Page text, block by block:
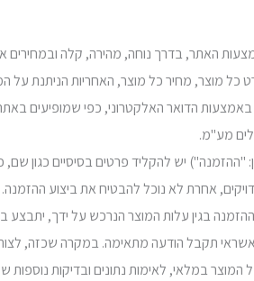
כל מוצר, מחיר כל מוצר, האחריות הניתנת
באמצעות הדואר האלקטרוני, כפי שמופיעים
אחרת לא נוכל להבטיח את ביצוע
בגין עלות המוצר הנרכש על ידך,
של המוצר במלאי, לאימות נתונים ובדיקות